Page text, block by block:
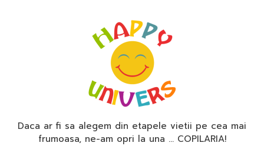
Daca ar fi sa alegem din etapele vietii pe cea mai
frumoasa, ne-am opri la una … COPILARIA!